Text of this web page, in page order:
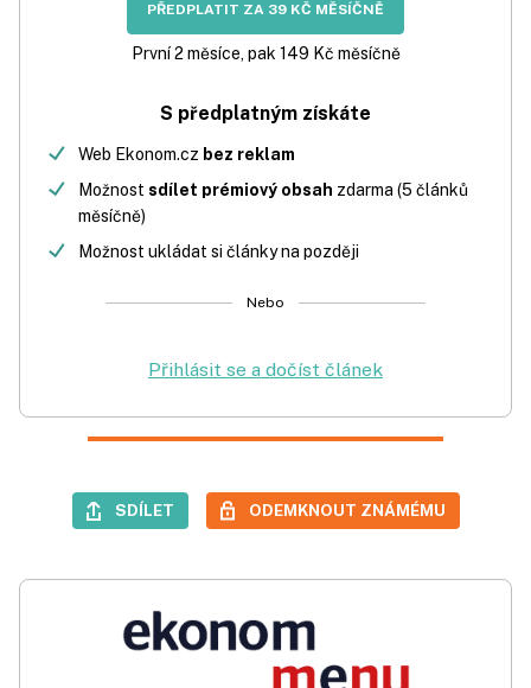
PŘEDPLATIT ZA 39 KČ MĚSÍČNĚ
První 2 měsíce, pak 149 Kč měsíčně
S předplatným získáte
Web Ekonom.cz bez reklam
Možnost sdílet prémiový obsah zdarma (5 článků
měsíčně)
Možnost ukládat si články na později
Nebo
Přihlásit se a dočíst článek
SDÍLET ODEMKNOUT ZNÁMÉMU